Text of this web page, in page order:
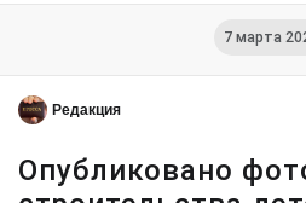
7 марта
Редакция
Опубликовано